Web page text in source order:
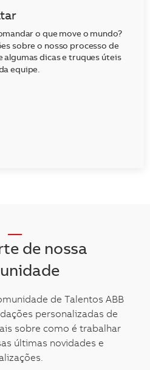
o que move o mundo?
sobre o nosso processo de
dicas e truques úteis
equipe.
de nossa
de Talentos ABB
personalizadas de
sobre como é trabalhar
últimas novidades e